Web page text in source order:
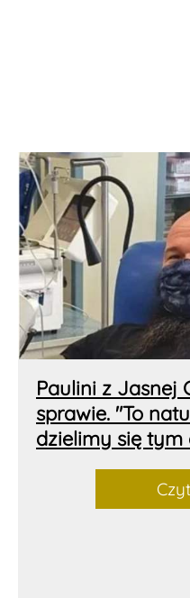
Paulini z Jasnej
sprawie. "To
dzielimy się